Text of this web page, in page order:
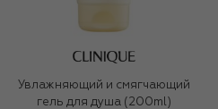
Увлажняющий и смягчающий
гель для душа (200ml)